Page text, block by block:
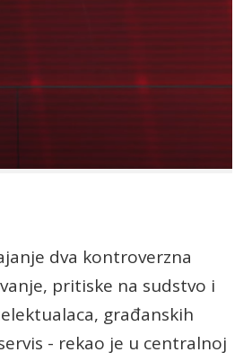
dva kontroverzna
pritiske na sudstvo i
građanskih
- rekao je u centralnoj